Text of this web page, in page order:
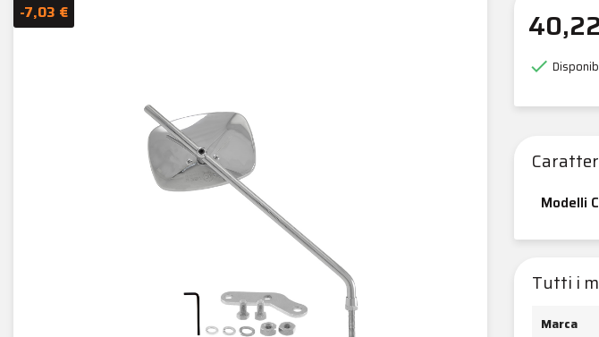
-7,03 €

Modelli
Tutti i
Marca